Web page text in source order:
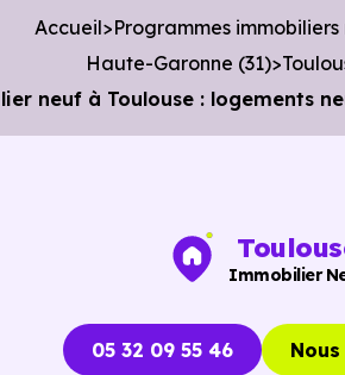
en voiture ou à 1.9 km, soit 23
Accueil Programmes
Haute-Garonne (31)
neuf à Toulouse : logements
Immobilier
05 32 09 55 46